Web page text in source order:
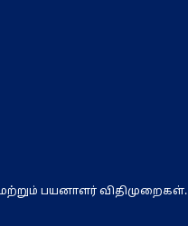
பயனாளர் விதிமுறைகள்.